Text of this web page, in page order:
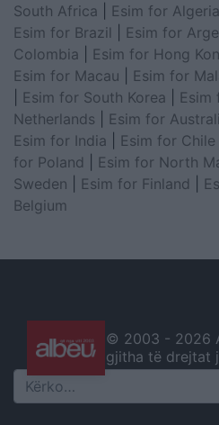
South Africa
Esim for Algeria
Esim for Brazil
Esim for
Colombia
Esim for Hong
Esim for Macau
Esim for
Esim for South Korea Esim
Netherlands
Esim for
Esim for India
Esim for Chile
for Poland
Esim for North
Sweden
Esim for Finland
Belgium
© 2003 - 2026
gjitha të drejtat
Search